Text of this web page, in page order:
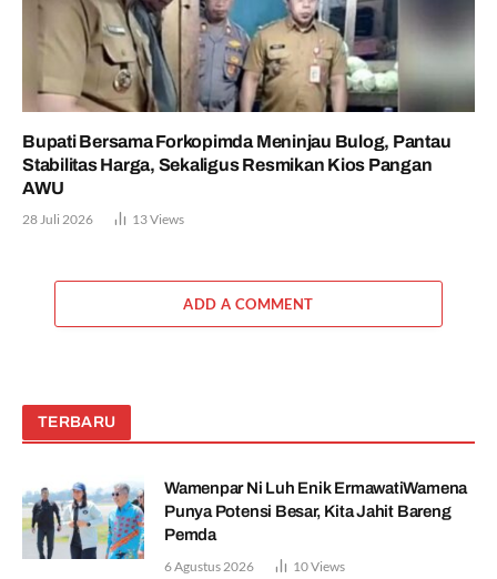
Bupati Bersama Forkopimda Meninjau Bulog, Pantau
Stabilitas Harga, Sekaligus Resmikan Kios Pangan
AWU
28 Juli 2026 13Views
ADD A COMMENT
TERBARU
Wamenpar Ni Luh Enik ErmawatiWamena
Punya Potensi Besar, Kita Jahit Bareng
Pemda
6 Agustus 2026 10Views